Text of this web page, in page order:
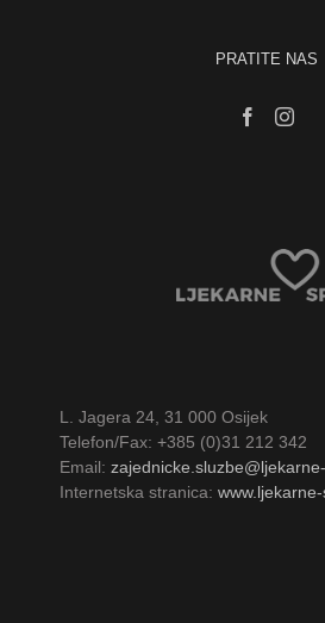
PRATITE NAS
L. Jagera 24, 31 000 Osijek
Telefon/Fax: +385 (0)31 212 342
Email:
Internetska stranica: